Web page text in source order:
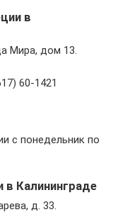
в
Мира, дом 13.
60-1421
с понедельник по
в Калининграде
д. 33.